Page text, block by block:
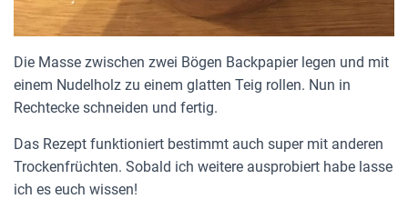
Die Masse zwischen zwei Bögen Backpapier legen und mit
einem Nudelholz zu einem glatten Teig rollen. Nun in
Rechtecke schneiden und fertig.
Das Rezept funktioniert bestimmt auch super mit anderen
Trockenfrüchten. Sobald ich weitere ausprobiert habe lasse
ich es euch wissen!